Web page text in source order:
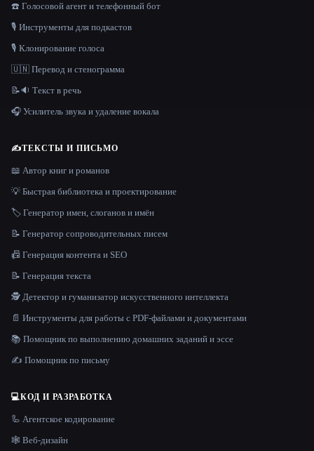
☎️ Голосовой агент и телефонный бот
🎙️ Инструменты для подкастов
🎙️ Клонирование голоса
🇺🇳 Перевод и стенограмма
📝🔉 Текст в речь
🎧 Усилитель звука и удаление вокала
✍️ТЕКСТЫ И ПИСЬМО
📖 Автор книг и романов
💡 Быстрая библиотека и проектирование
🏷️ Генератор имен, слоганов и имён
📝 Генератор сопроводительных писем
📠 Генерация контента и SEO
📝 Генерация текста
🕵️ Детектор и гуманизатор искусственного интеллекта
📄 Инструменты для работы с PDF-файлами и документами
📚 Помощник по выполнению домашних заданий и эссе
✍️ Помощник по письму
💻КОД И РАЗРАБОТКА
🦾 Агентское кодирование
🕸 Веб-дизайн